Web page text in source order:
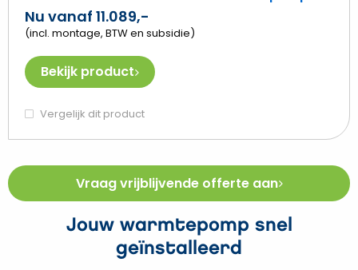
Nu vanaf 11.089,-
(incl. montage, BTW en subsidie)
Bekijk product
Vergelijk dit product
Vraag vrijblijvende offerte aan
Jouw warmtepomp snel
geïnstalleerd